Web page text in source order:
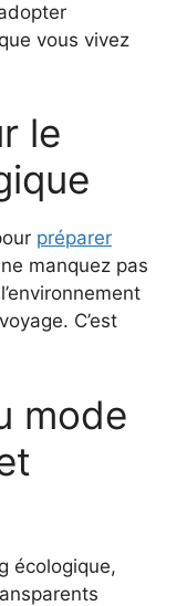
vous vivez
le
préparer
manquez pas
C’est
mode
écologique,